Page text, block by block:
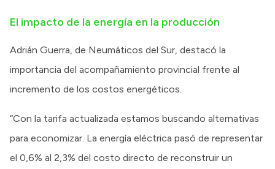
El impacto de la energía en la producción
Adrián Guerra, de Neumáticos del Sur, destacó la
importancia del acompañamiento provincial frente al
incremento de los costos energéticos.
“Con la tarifa actualizada estamos buscando alternativas
para economizar. La energía eléctrica pasó de representar
el 0,6% al 2,3% del costo directo de reconstruir un